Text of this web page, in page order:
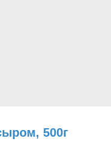
500г